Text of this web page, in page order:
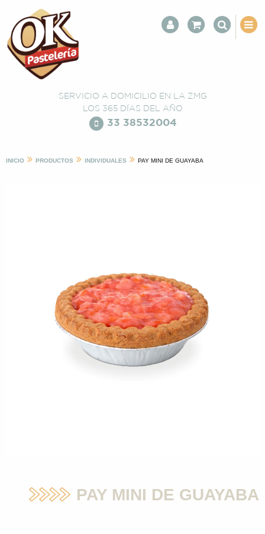
SERVICIO A DOMICILIO EN LA ZMG
LOS 365 DÍAS DEL AÑO
33 38532004
INICIO PRODUCTOS INDIVIDUALES PAY MINI DE GUAYABA
PAY MINI DE GUAYABA